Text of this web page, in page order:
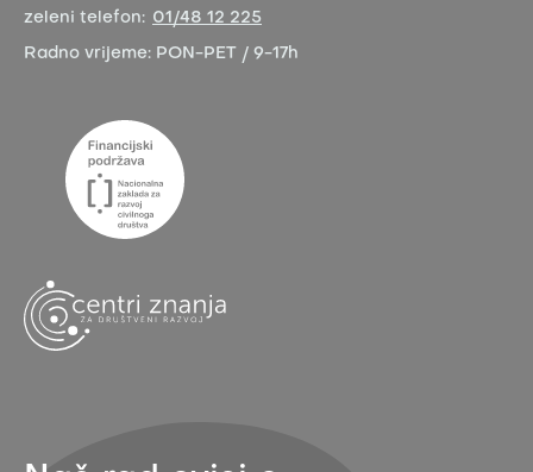
zeleni telefon: 01/48 12 225
Radno vrijeme: PON-PET / 9-17h